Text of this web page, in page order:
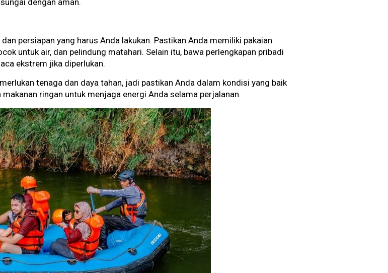
dengan aman.
persiapan yang harus Anda lakukan. Pastikan Anda memiliki pakaian
untuk air, dan pelindung matahari. Selain itu, bawa perlengkapan pribadi
ekstrem jika diperlukan.
tenaga dan daya tahan, jadi pastikan Anda dalam kondisi yang baik
ringan untuk menjaga energi Anda selama perjalanan.